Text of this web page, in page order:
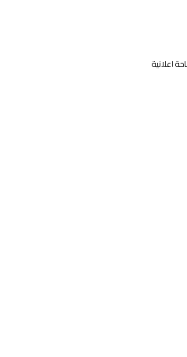
اعلانية